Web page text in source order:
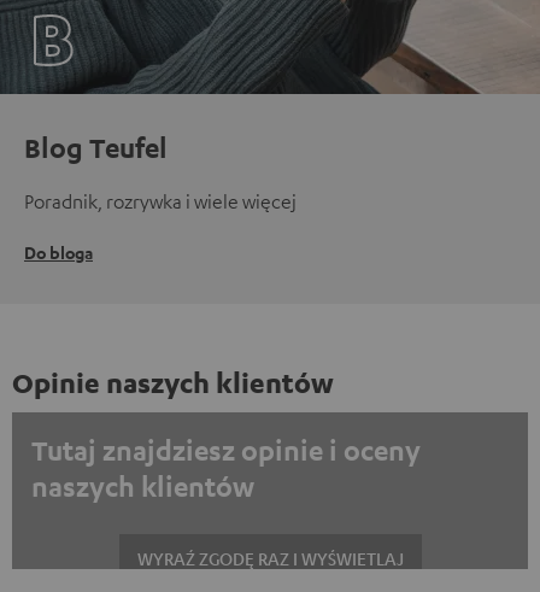
Blog Teufel
Poradnik, rozrywka i wiele więcej
Do bloga
Opinie naszych klientów
Tutaj znajdziesz opinie i oceny
naszych klientów
WYRAŹ ZGODĘ RAZ I WYŚWIETLAJ